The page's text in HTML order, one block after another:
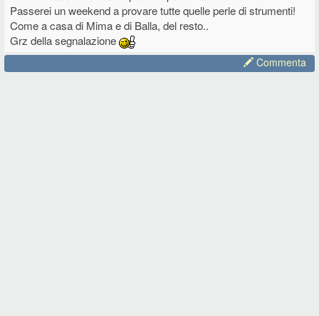
Passerei un weekend a provare tutte quelle perle di strumenti!
Come a casa di Mima e di Balla, del resto..
Grz della segnalazione
Commenta